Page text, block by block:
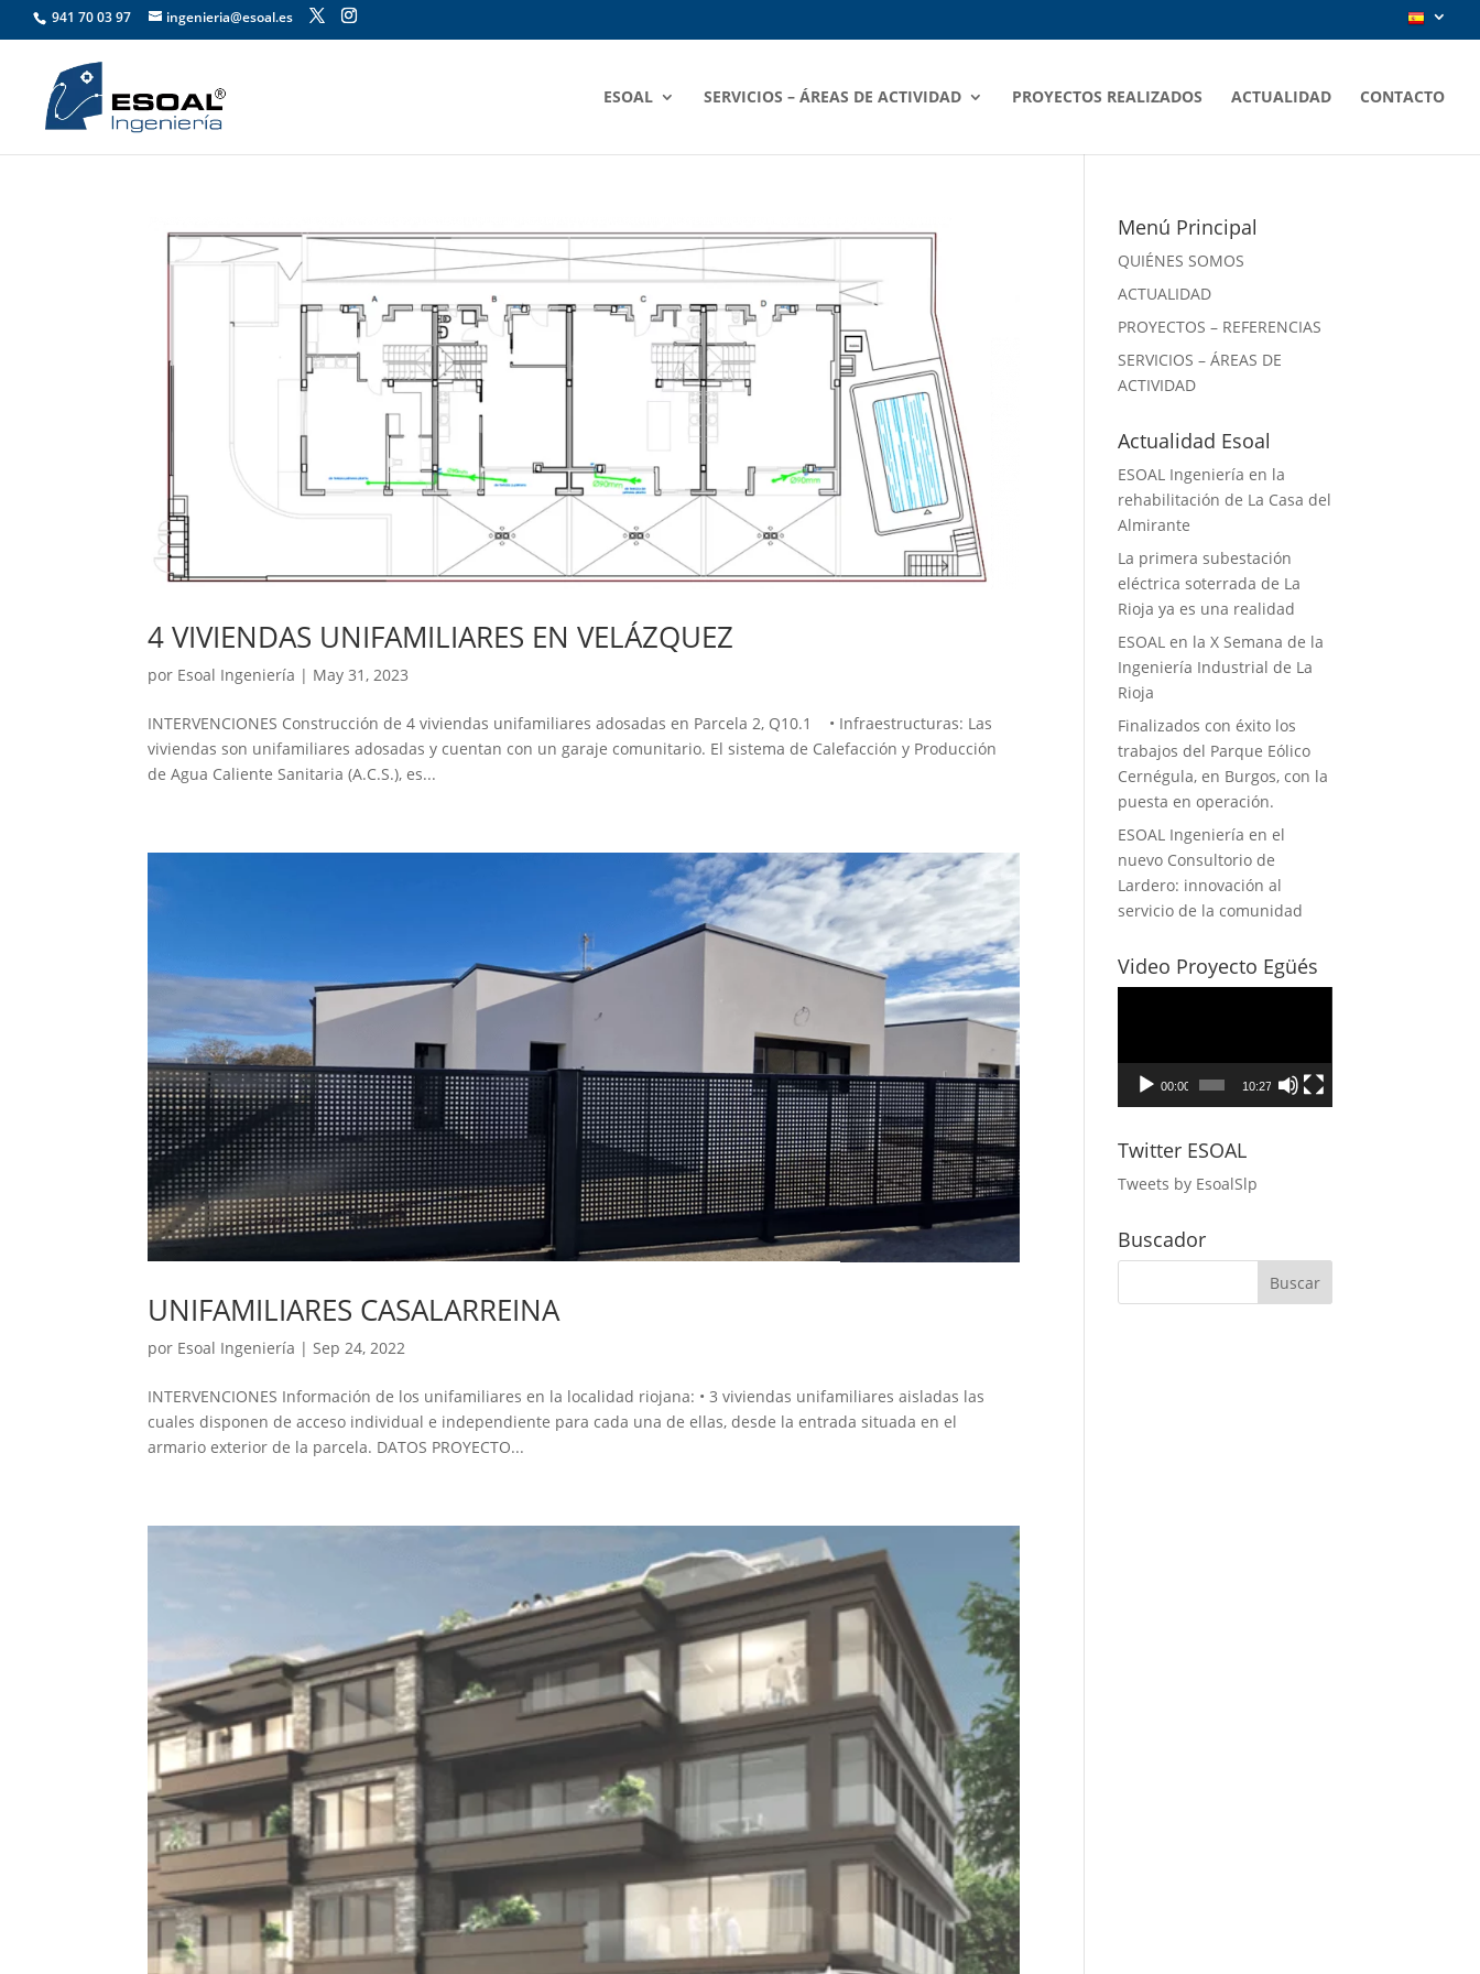
941 70 03 97 ingenieria@esoal.es
ESOAL SERVICIOS – ÁREAS DE ACTIVIDAD PROYECTOS REALIZADOS ACTUALIDAD CONTACTO
4 VIVIENDAS UNIFAMILIARES EN VELÁZQUEZ
por Esoal Ingeniería | May 31, 2023
INTERVENCIONES Construcción de 4 viviendas unifamiliares adosadas en Parcela 2, Q10.1 • Infraestructuras: Las
viviendas son unifamiliares adosadas y cuentan con un garaje comunitario. El sistema de Calefacción y Producción
de Agua Caliente Sanitaria (A.C.S.), es...
UNIFAMILIARES CASALARREINA
por Esoal Ingeniería | Sep 24, 2022
INTERVENCIONES Información de los unifamiliares en la localidad riojana: • 3 viviendas unifamiliares aisladas las
cuales disponen de acceso individual e independiente para cada una de ellas, desde la entrada situada en el
armario exterior de la parcela. DATOS PROYECTO...
Menú Principal
QUIÉNES SOMOS
ACTUALIDAD
PROYECTOS – REFERENCIAS
SERVICIOS – ÁREAS DE
ACTIVIDAD
Actualidad Esoal
ESOAL Ingeniería en la
rehabilitación de La Casa del
Almirante
La primera subestación
eléctrica soterrada de La
Rioja ya es una realidad
ESOAL en la X Semana de la
Ingeniería Industrial de La
Rioja
Finalizados con éxito los
trabajos del Parque Eólico
Cernégula, en Burgos, con la
puesta en operación.
ESOAL Ingeniería en el
nuevo Consultorio de
Lardero: innovación al
servicio de la comunidad
Video Proyecto Egüés
00:00 10:27
Twitter ESOAL
Tweets by EsoalSlp
Buscador